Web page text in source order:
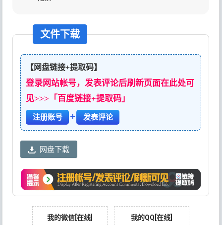
文件下载
【网盘链接+提取码】
登录网站帐号，发表评论后刷新页面在此处可
见>>>「百度链接+提取码」
注册账号 + 发表评论
网盘下载
我的微信[在线]
我的QQ[在线]